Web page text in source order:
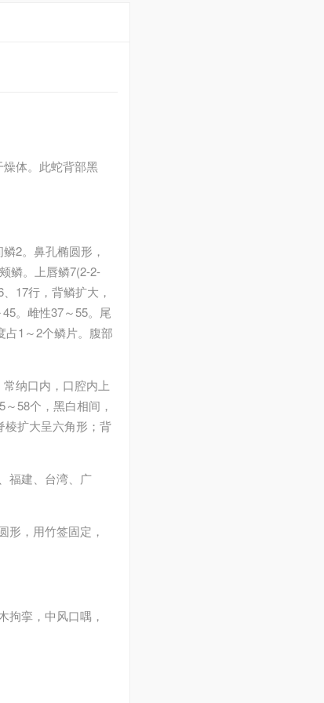
体。此蛇背部黑
2。鼻孔椭圆形，
鳞。上唇鳞7(2-2-
17行，背鳞扩大，
。雌性37～55。尾
占1～2个鳞片。腹部
纳口内，口腔内上
58个，黑白相间，
棱扩大呈六角形；背
福建、台湾、广
形，用竹签固定，
拘挛，中风口喁，